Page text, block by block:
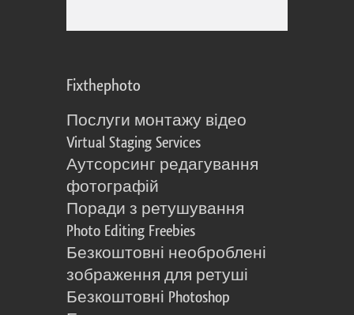
Fixthephoto
Послуги монтажу відео
Virtual Staging Services
Аутсорсинг редагування
фотографій
Поради з ретушування
Photo Editing Freebies
Безкоштовні необроблені
зображення для ретуші
Безкоштовні Photoshop